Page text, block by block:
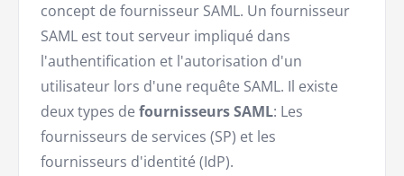
concept de fournisseur SAML. Un fournisseur
SAML est tout serveur impliqué dans
l'authentification et l'autorisation d'un
utilisateur lors d'une requête SAML. Il existe
deux types de fournisseurs SAML: Les
fournisseurs de services (SP) et les
fournisseurs d'identité (IdP).